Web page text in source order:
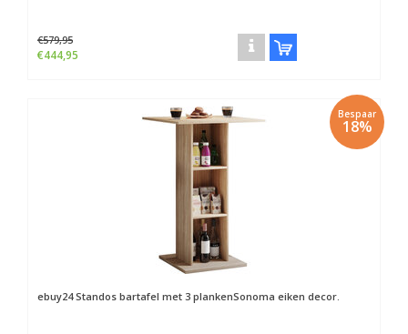
€579,95
€444,95
Bespaar
18%
ebuy24Standos bartafel met 3 plankenSonoma eiken decor.